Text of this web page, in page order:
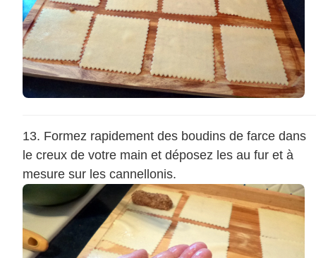
Formez rapidement des boudins de farce dans
le creux de votre main et déposez les au fur et à
mesure sur les cannellonis.